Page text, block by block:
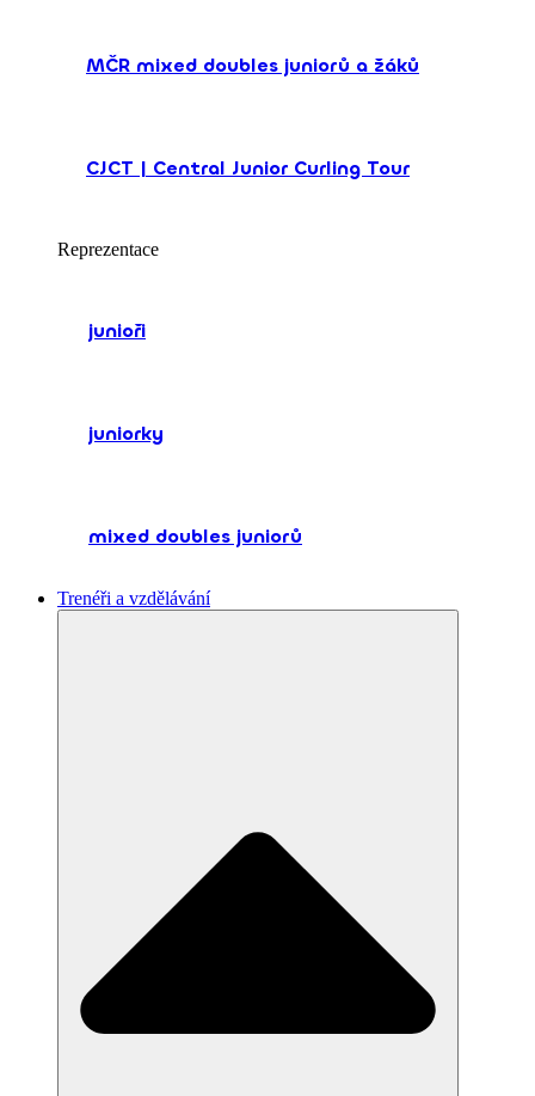
MČR mixed doubles juniorů a žáků
CJCT | Central Junior Curling Tour
Reprezentace
junioři
juniorky
mixed doubles juniorů
Trenéři a vzdělávání